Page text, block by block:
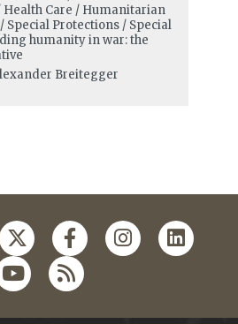
Health Care / Humanitarian
Special Protections / Special
humanity in war: the
Breitegger